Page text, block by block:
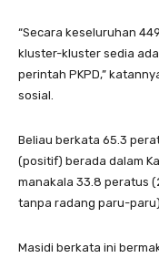
“Secara keseluruhan
kluster-kluster sedia
perintah PKPD,”
sosial.
Beliau berkata 65.3
(positif) berada dalam
manakala 33.8 peratus
tanpa radang paru-
Masidi berkata ini